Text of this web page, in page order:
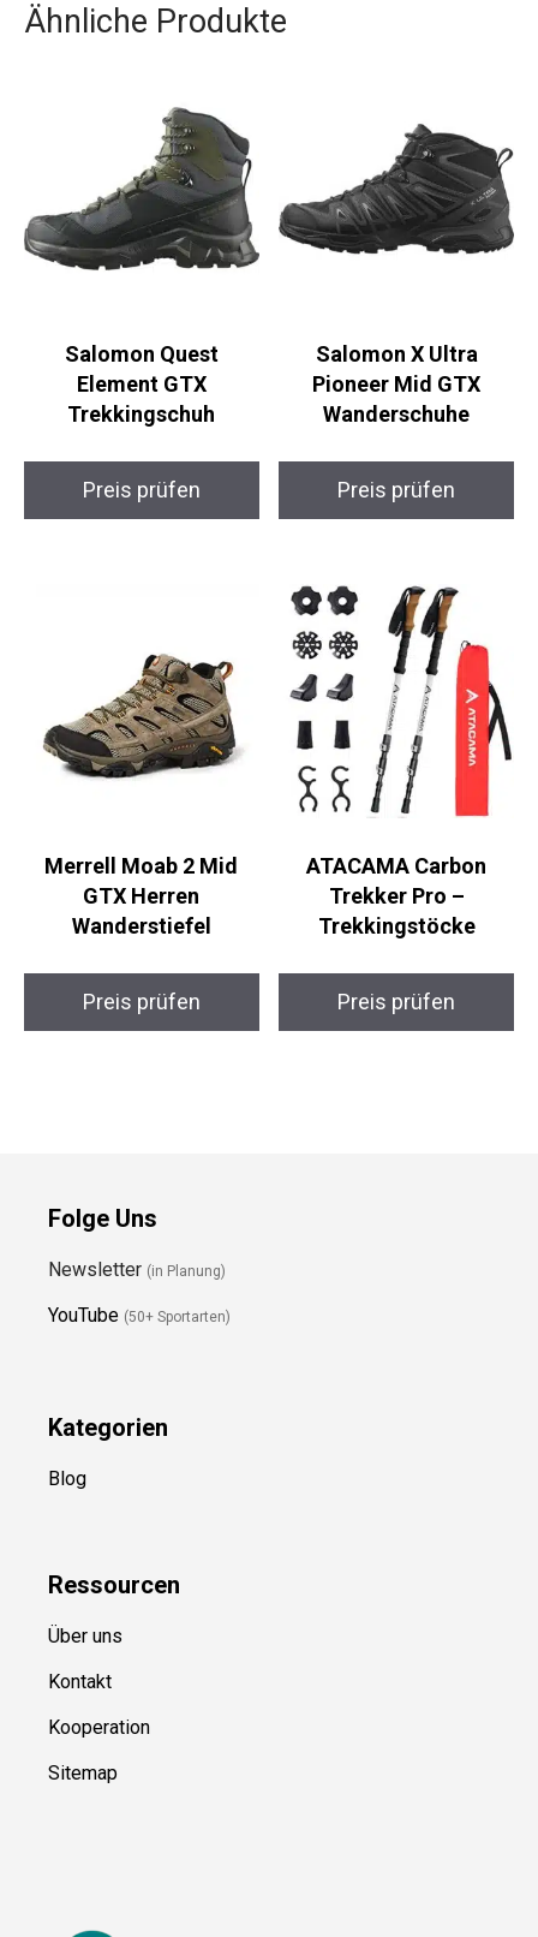
Salomon Quest
Element GTX
Salomon X Ultra
Pioneer Mid GTX
Merrell Moab 2 Mid
GTX Herren
Preis prüfen
ATACAMA Carbon
Trekker Pro –
Preis prüfen
Newsletter
Ressource
Über uns
Kontakt
Kooperation